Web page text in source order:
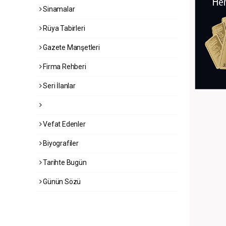
Sinamalar
Rüya Tabirleri
Gazete Manşetleri
Firma Rehberi
Seri İlanlar
Vefat Edenler
Biyografiler
Tarihte Bugün
Günün Sözü